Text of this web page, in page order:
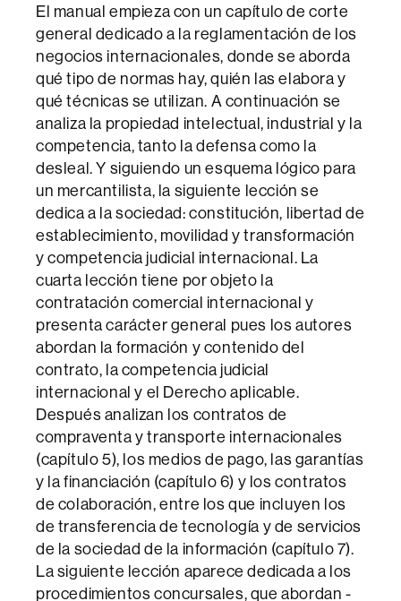
El manual empieza con un capítulo de corte
general dedicado a la reglamentación de los
negocios internacionales, donde se aborda
qué tipo de normas hay, quién las elabora y
qué técnicas se utilizan. A continuación se
analiza la propiedad intelectual, industrial y la
competencia, tanto la defensa como la
desleal. Y siguiendo un esquema lógico para
un mercantilista, la siguiente lección se
dedica a la sociedad: constitución, libertad de
establecimiento, movilidad y transformación
y competencia judicial internacional. La
cuarta lección tiene por objeto la
contratación comercial internacional y
presenta carácter general pues los autores
abordan la formación y contenido del
contrato, la competencia judicial
internacional y el Derecho aplicable.
Después analizan los contratos de
compraventa y transporte internacionales
(capítulo 5), los medios de pago, las garantías
y la financiación (capítulo 6) y los contratos
de colaboración, entre los que incluyen los
de transferencia de tecnología y de servicios
de la sociedad de la información (capítulo 7).
La siguiente lección aparece dedicada a los
procedimientos concursales, que abordan -